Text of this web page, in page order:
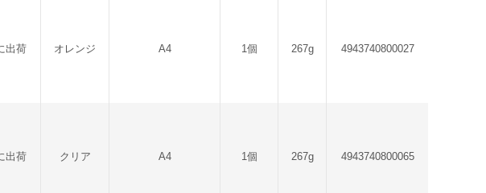
出荷 オレンジ A4 1個 267g 4943740800027
出荷 クリア A4 1個 267g 4943740800065